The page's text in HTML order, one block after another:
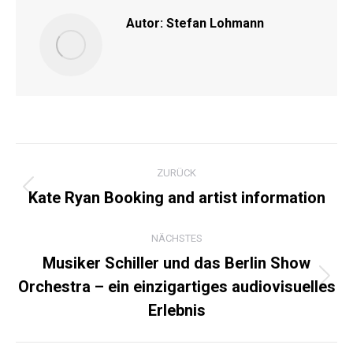
Autor: Stefan Lohmann
ZURÜCK
Vorheriger
Kate Ryan Booking and artist information
NÄCHSTES
Nächster
Beitrag:
Musiker Schiller und das Berlin Show
Orchestra – ein einzigartiges audiovisuelles
Erlebnis